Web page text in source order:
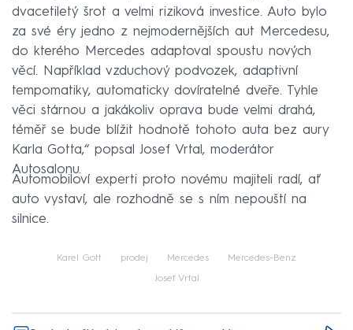
dvacetiletý šrot a velmi riziková investice. Auto bylo
za své éry jedno z nejmodernějších aut Mercedesu,
do kterého Mercedes adaptoval spoustu nových
věcí. Například vzduchový podvozek, adaptivní
tempomatiky, automaticky dovíratelné dveře. Tyhle
věci stárnou a jakákoliv oprava bude velmi drahá,
téměř se bude blížit hodnotě tohoto auta bez aury
Karla Gotta,“ popsal Josef Vrtal, moderátor
Autosalonu.
Automobiloví experti proto novému majiteli radí, ať
auto vystaví, ale rozhodně se s ním nepouští na
silnice.
Karel Gott prodej Mercedes Mercedes-Benz
Josef Vrtal